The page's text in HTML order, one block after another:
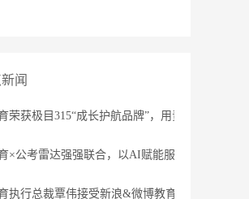
闻
荣获极目315“成长护航品牌”，用责任守护职业
×公考雷达强强联合，以AI赋能服务
执行总裁覃伟接受新浪&微博教育盛典专访